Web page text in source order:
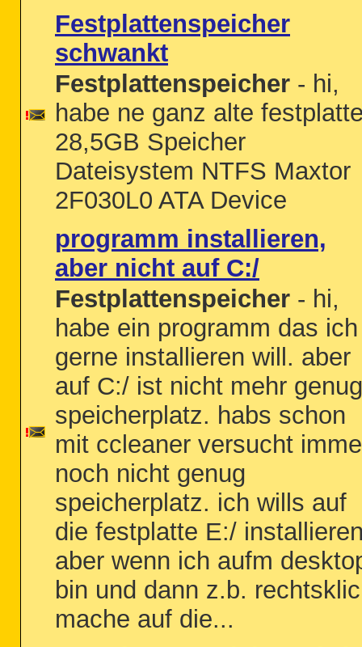
Festplattenspeicher
schwankt
Festplattenspeicher - hi,
habe ne ganz alte
28,5GB Speicher
Dateisystem NTFS Maxtor
2F030L0 ATA Device
programm installieren,
aber nicht auf C:/
Festplattenspeicher - hi,
habe ein programm das ich
gerne installieren will. aber
auf C:/ ist nicht mehr genug
speicherplatz. habs schon
mit ccleaner versucht
noch nicht genug
speicherplatz. ich wills auf
die festplatte E:/
aber wenn ich aufm
bin und dann z.b.
mache auf die...